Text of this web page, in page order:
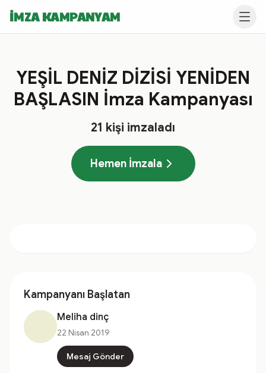
İMZA KAMPANYAM
YEŞİL DENİZ DİZİSİ YENİDEN
BAŞLASIN İmza Kampanyası
21 kişi imzaladı
Hemen İmzala
Kampanyanı Başlatan
Meliha dinç
22 Nisan 2019
Mesaj Gönder